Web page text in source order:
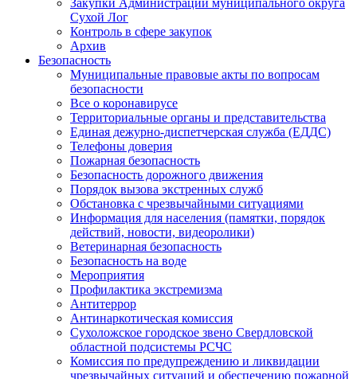
Закупки Администрации муниципального округа
Сухой Лог
Контроль в сфере закупок
Архив
Безопасность
Муниципальные правовые акты по вопросам
безопасности
Все о коронавирусе
Территориальные органы и представительства
Единая дежурно-диспетчерская служба (ЕДДС)
Телефоны доверия
Пожарная безопасность
Безопасность дорожного движения
Порядок вызова экстренных служб
Обстановка с чрезвычайными ситуациями
Информация для населения (памятки, порядок
действий, новости, видеоролики)
Ветеринарная безопасность
Безопасность на воде
Мероприятия
Профилактика экстремизма
Антитеррор
Антинаркотическая комиссия
Сухоложское городское звено Свердловской
областной подсистемы РСЧС
Комиссия по предупреждению и ликвидации
чрезвычайных ситуаций и обеспечению пожарной